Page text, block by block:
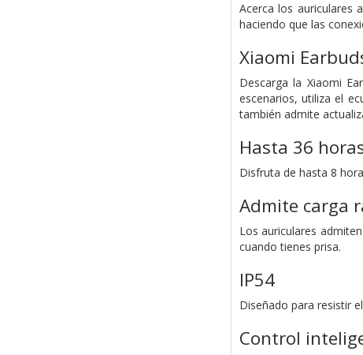
Acerca los auriculares
haciendo que las
Xiaomi
Descarga la Xiaomi
escenarios, utiliza el
también admite
Hasta 36
Disfruta de hasta 8
Admite carga
Los auriculares
cuando tienes prisa.
IP54
Diseñado para resistir
Control